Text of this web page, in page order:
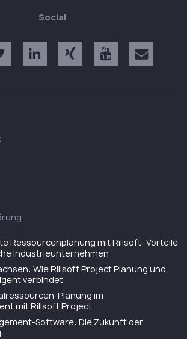
Social
Ressourcenplanung mit Rillsoft: Vorteile
Industrieunternehmen
Wie Rillsoft Project Planung und
verbindet
Planung im
mit Rillsoft Project
Software: Die Zukunft der